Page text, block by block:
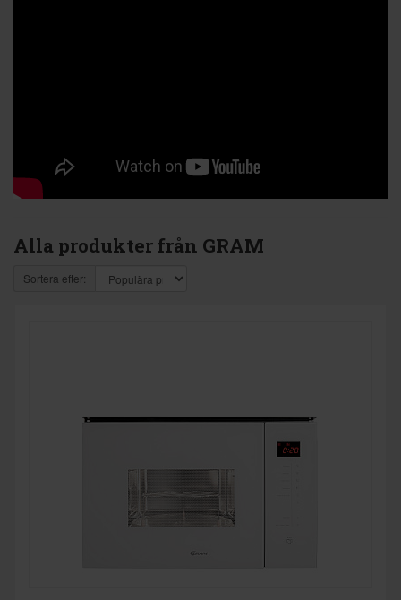
Alla produkter från GRAM
Sortera efter: